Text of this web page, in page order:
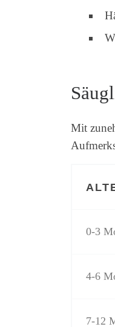
Mit
0-3
4-6
7-12